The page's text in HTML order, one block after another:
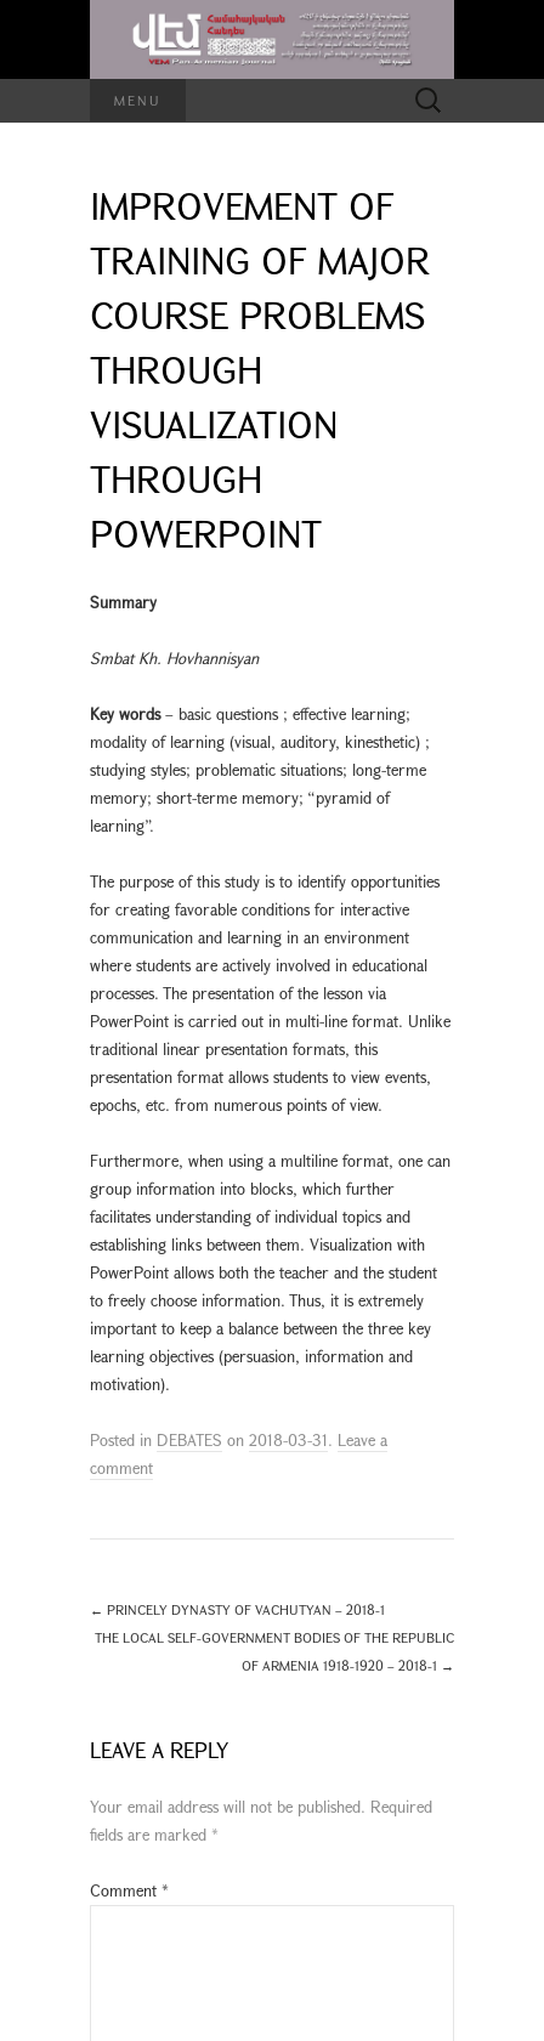
MENU
Search
for:
IMPROVEMENT OF
TRAINING OF MAJOR
COURSE PROBLEMS
THROUGH
VISUALIZATION
THROUGH
POWERPOINT
Summary
Smbat Kh. Hovhannisyan
Key words– basic questions ; effective learning;
modality of learning (visual, auditory, kinesthetic) ;
studying styles; problematic situations; long-terme
memory; short-terme memory; “pyramid of
learning”.
The purpose of this study is to identify opportunities
for creating favorable conditions for interactive
communication and learning in an environment
where students are actively involved in educational
processes. The presentation of the lesson via
PowerPoint is carried out in multi-line format. Unlike
traditional linear presentation formats, this
presentation format allows students to view events,
epochs, etc. from numerous points of view.
Furthermore, when using a multiline format, one can
group information into blocks, which further
facilitates understanding of individual topics and
establishing links between them. Visualization with
PowerPoint allows both the teacher and the student
to freely choose information. Thus, it is extremely
important to keep a balance between the three key
learning objectives (persuasion, information and
motivation).
Posted in DEBATES on 2018-03-31. Leave a
comment
← PRINCELY DYNASTY OF VACHUTYAN – 2018-1
THE LOCAL SELF-GOVERNMENT BODIES OF THE REPUBLIC
OF ARMENIA 1918-1920 – 2018-1 →
LEAVE A REPLY
Your email address will not be published. Required
fields are marked *
Comment *